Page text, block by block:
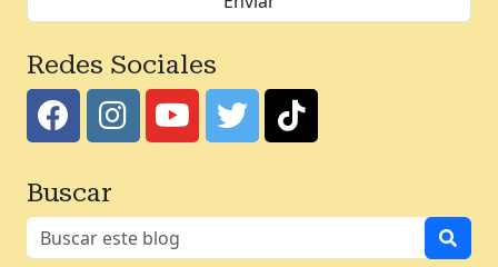
Redes Sociales
Buscar